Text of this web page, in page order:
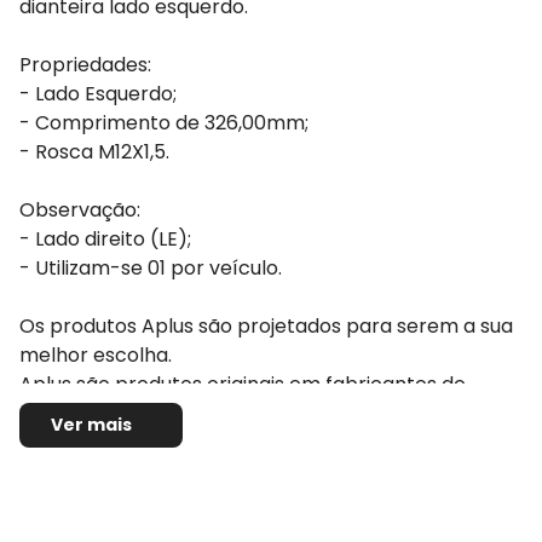
dianteira lado esquerdo.
Propriedades:
- Lado Esquerdo;
- Comprimento de 326,00mm;
- Rosca M12X1,5.
Observação:
- Lado direito (LE);
- Utilizam-se 01 por veículo.
Os produtos Aplus são projetados para serem a sua
melhor escolha.
Aplus são produtos originais em fabricantes de
veículos na Europa.
São ideais para aqueles consumidores que se
Ver mais